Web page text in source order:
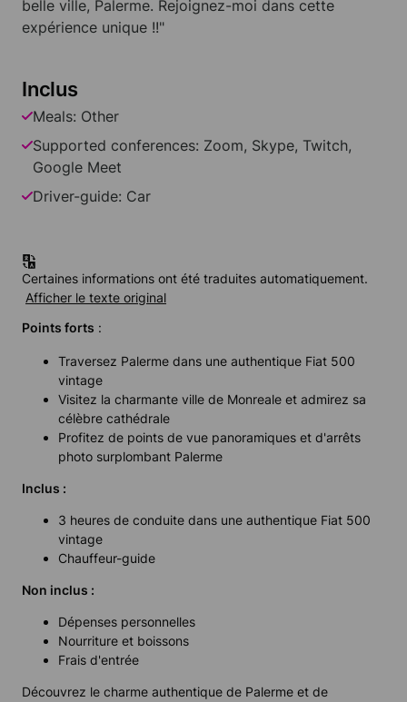
belle ville, Palerme. Rejoignez-moi dans cette
expérience unique !!"
Inclus
Meals: Other
Supported conferences: Zoom, Skype, Twitch,
Google Meet
Driver-guide: Car
Certaines informations ont été traduites automatiquement.
Afficher le texte original
Points forts :
Traversez Palerme dans une authentique Fiat 500
vintage
Visitez la charmante ville de Monreale et admirez sa
célèbre cathédrale
Profitez de points de vue panoramiques et d'arrêts
photo surplombant Palerme
Inclus :
3 heures de conduite dans une authentique Fiat 500
vintage
Chauffeur-guide
Non inclus :
Dépenses personnelles
Nourriture et boissons
Frais d'entrée
Découvrez le charme authentique de Palerme et de